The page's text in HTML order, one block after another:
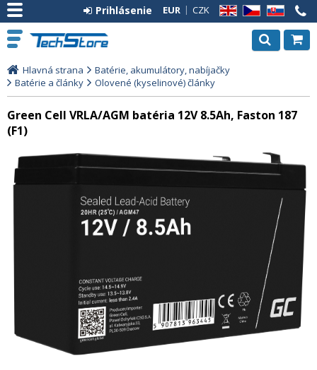
EN CZ SK
EUR CZK
Prihlásenie
Hlavná strana
Batérie, akumulátory, nabíjačky
Batérie a články
Olovené (kyselinové) články
Green Cell VRLA/AGM batéria 12V 8.5Ah, Faston 187
(F1)